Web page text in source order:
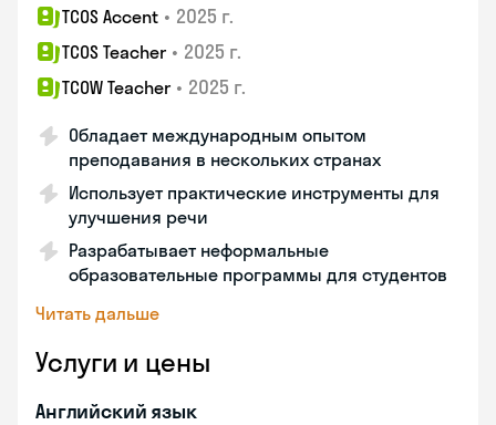
TCOS Accent • 2025 г.
TCOS Teacher • 2025 г.
TCOW Teacher • 2025 г.
Обладает международным опытом
преподавания в нескольких странах
Использует практические инструменты для
улучшения речи
Разрабатывает неформальные
образовательные программы для студентов
Читать дальше
Услуги и цены
Английский язык